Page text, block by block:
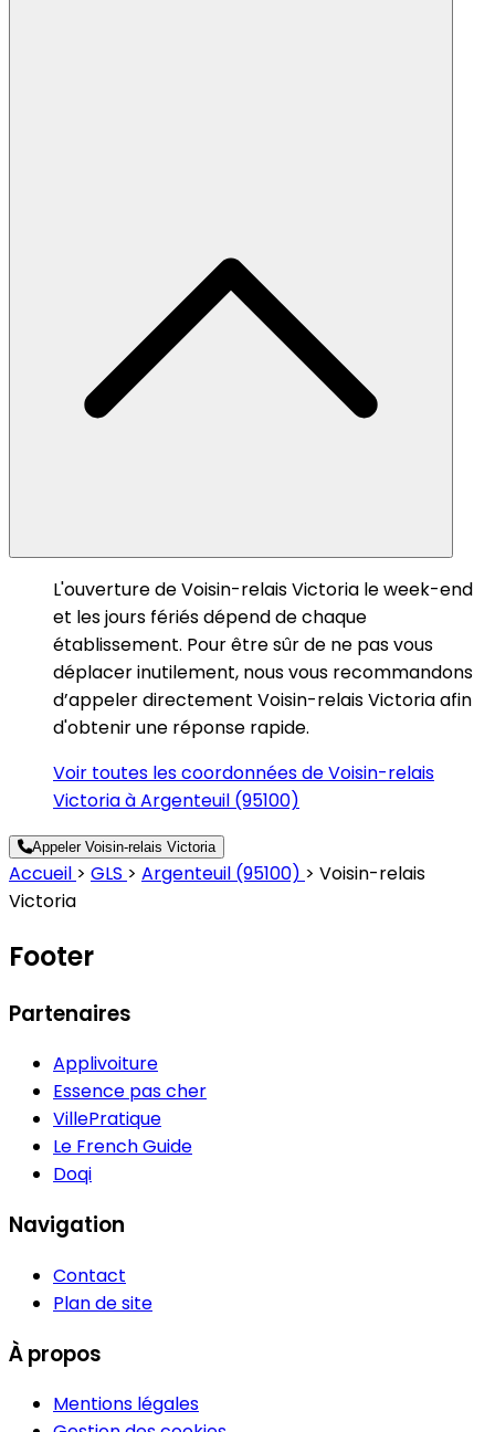
L'ouverture de Voisin-relais Victoria le week-end
et les jours fériés dépend de chaque
établissement. Pour être sûr de ne pas vous
déplacer inutilement, nous vous recommandons
d’appeler directement Voisin-relais Victoria afin
d'obtenir une réponse rapide.
Voir toutes les coordonnées de Voisin-relais
Victoria à Argenteuil (95100)
Appeler Voisin-relais Victoria
Accueil > GLS > Argenteuil (95100) > Voisin-relais
Victoria
Footer
Partenaires
Applivoiture
Essence pas cher
VillePratique
Le French Guide
Doqi
Navigation
Contact
Plan de site
À propos
Mentions légales